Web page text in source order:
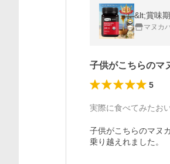
マヌカ
子供がこちらのマ
5
実際に食べてみたお
子供がこちらのマヌ
乗り越えれました。